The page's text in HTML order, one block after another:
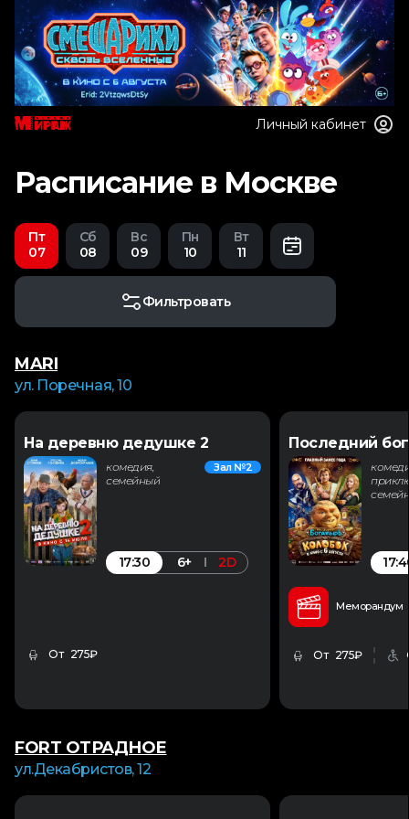
Личный кабинет
Расписание в Москве
Пт
07
Сб
08
Вс
09
Пн
10
Вт
11
Фильтровать
MARI
ул. Поречная, 10
На деревню дедушке 2
комедия,
семейный
Зал №2
17:30 6+ 2D
От 275₽
Последний
Меморандум
От 275₽
FORT ОТРАДНОЕ
ул.Декабристов, 12